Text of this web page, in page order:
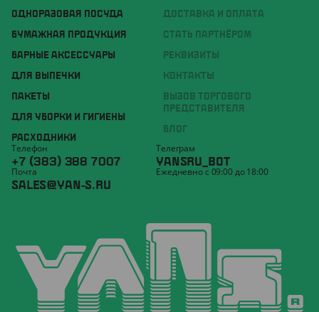
ОДНОРАЗОВАЯ ПОСУДА
БУМАЖНАЯ ПРОДУКЦИЯ
БАРНЫЕ АКСЕССУАРЫ
ДЛЯ ВЫПЕЧКИ
ПАКЕТЫ
ДЛЯ УБОРКИ И ГИГИЕНЫ
РАСХОДНИКИ
ДОСТАВКА И ОПЛАТА
СТАТЬ ПАРТНЁРОМ
РЕКВИЗИТЫ
КОНТАКТЫ
ВЫЗОВ ТОРГОВОГО
ПРЕДСТАВИТЕЛЯ
БЛОГ
Телефон
+7 (383) 388 7007
Телеграм
YANSRU_BOT
Почта
SALES@YAN-S.RU
Ежедневно с 09:00 до 18:00